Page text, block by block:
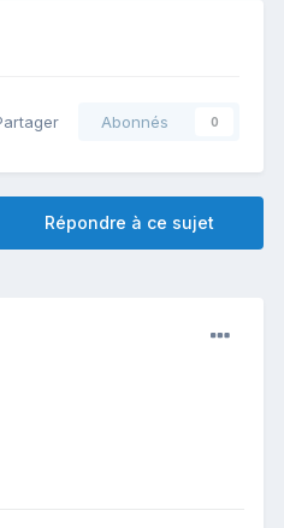
Abonnés 0
Répondre à ce sujet